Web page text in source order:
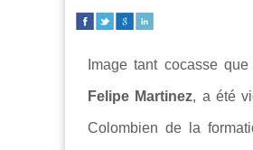
Image tant cocasse
Felipe Martinez, a été
Colombien de la